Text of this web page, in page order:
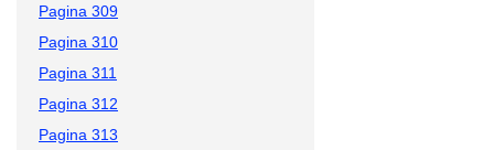
Pagina 309
Pagina 310
Pagina 311
Pagina 312
Pagina 313